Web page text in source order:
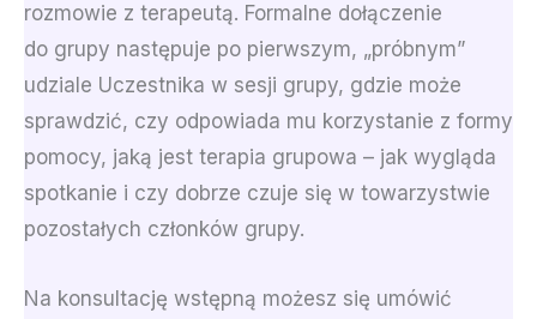
rozmowie z terapeutą. Formalne dołączenie
do grupy następuje po pierwszym, „próbnym”
udziale Uczestnika w sesji grupy, gdzie może
sprawdzić, czy odpowiada mu korzystanie z formy
pomocy, jaką jest terapia grupowa – jak wygląda
spotkanie i czy dobrze czuje się w towarzystwie
pozostałych członków grupy.
Na konsultację wstępną możesz się umówić